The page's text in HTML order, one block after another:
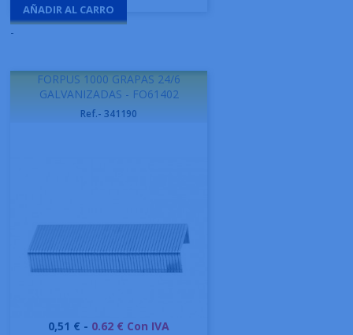
AÑADIR AL CARRO
-
FORPUS 1000 GRAPAS 24/6
GALVANIZADAS - FO61402
Ref.- 341190
Precio
0,51 € - 0.62 € Con IVA